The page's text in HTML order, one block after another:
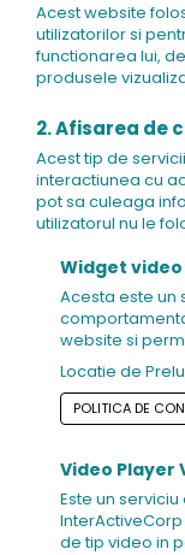
Acest website
utilizatorilor si
functionarea lui,
produsele
2. Afisarea de
Acest tip de
interactiunea cu
pot sa culeaga
utilizatorul nu le
Widget video
Acesta este un
website si
Locatie de
POLITICA DE
Video Player
Este un
de tip video in